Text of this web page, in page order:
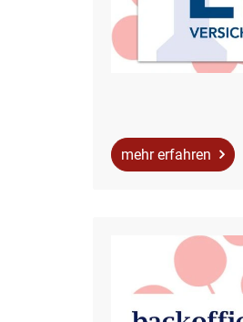
mehr erfahren